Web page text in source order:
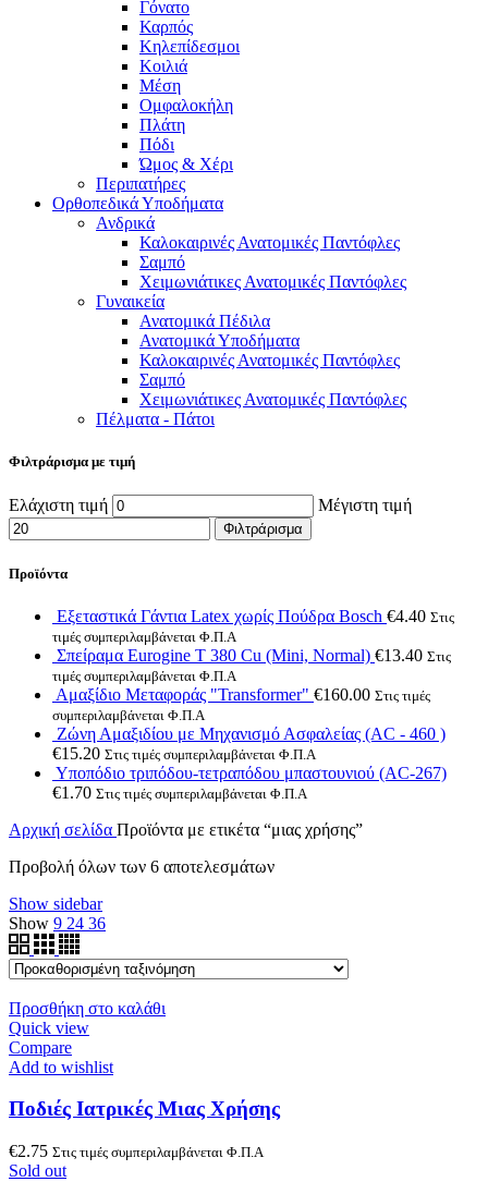
Γόνατο
Καρπός
Κηλεπίδεσμοι
Κοιλιά
Μέση
Ομφαλοκήλη
Πλάτη
Πόδι
Ώμος & Χέρι
Περιπατήρες
Ορθοπεδικά Υποδήματα
Ανδρικά
Καλοκαιρινές Ανατομικές Παντόφλες
Σαμπό
Χειμωνιάτικες Ανατομικές Παντόφλες
Γυναικεία
Ανατομικά Πέδιλα
Ανατομικά Υποδήματα
Καλοκαιρινές Ανατομικές Παντόφλες
Σαμπό
Χειμωνιάτικες Ανατομικές Παντόφλες
Πέλματα - Πάτοι
Φιλτράρισμα με τιμή
Ελάχιστη τιμή Μέγιστη τιμή
Φιλτράρισμα
Προϊόντα
Εξεταστικά Γάντια Latex χωρίς Πούδρα Bosch €4.40 Στις
τιμές συμπεριλαμβάνεται Φ.Π.Α
Σπείραμα Eurogine Τ 380 Cu (Mini, Normal) €13.40 Στις
τιμές συμπεριλαμβάνεται Φ.Π.Α
Αμαξίδιο Μεταφοράς "Transformer" €160.00 Στις τιμές
συμπεριλαμβάνεται Φ.Π.Α
Ζώνη Αμαξιδίου με Μηχανισμό Ασφαλείας (AC - 460 )
€15.20 Στις τιμές συμπεριλαμβάνεται Φ.Π.Α
Υποπόδιο τριπόδου-τετραπόδου μπαστουνιού (AC-267)
€1.70 Στις τιμές συμπεριλαμβάνεται Φ.Π.Α
Αρχική σελίδα Προϊόντα με ετικέτα “μιας χρήσης”
Προβολή όλων των 6 αποτελεσμάτων
Show sidebar
Show 9 24 36
Προσθήκη στο καλάθι
Quick view
Compare
Add to wishlist
Ποδιές Ιατρικές Μιας Χρήσης
€2.75 Στις τιμές συμπεριλαμβάνεται Φ.Π.Α
Sold out